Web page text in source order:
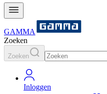
GAMMA
Zoeken
Zoeken
Inloggen